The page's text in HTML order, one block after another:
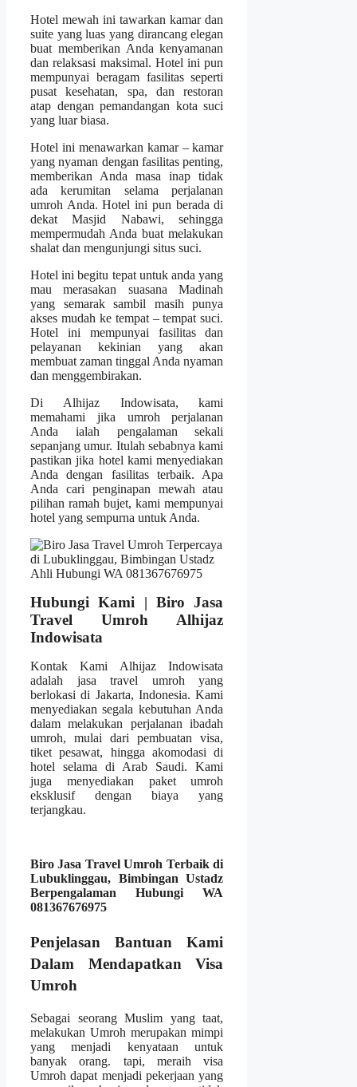
Hotel mewah ini tawarkan kamar dan
suite yang luas yang dirancang elegan
buat memberikan Anda kenyamanan
dan relaksasi maksimal. Hotel ini pun
mempunyai beragam fasilitas seperti
pusat kesehatan, spa, dan restoran
atap dengan pemandangan kota suci
yang luar biasa.
Hotel ini menawarkan kamar – kamar
yang nyaman dengan fasilitas penting,
memberikan Anda masa inap tidak
ada kerumitan selama perjalanan
umroh Anda. Hotel ini pun berada di
dekat Masjid Nabawi, sehingga
mempermudah Anda buat melakukan
shalat dan mengunjungi situs suci.
Hotel ini begitu tepat untuk anda yang
mau merasakan suasana Madinah
yang semarak sambil masih punya
akses mudah ke tempat – tempat suci.
Hotel ini mempunyai fasilitas dan
pelayanan kekinian yang akan
membuat zaman tinggal Anda nyaman
dan menggembirakan.
Di Alhijaz Indowisata, kami
memahami jika umroh perjalanan
Anda ialah pengalaman sekali
sepanjang umur. Itulah sebabnya kami
pastikan jika hotel kami menyediakan
Anda dengan fasilitas terbaik. Apa
Anda cari penginapan mewah atau
pilihan ramah bujet, kami mempunyai
hotel yang sempurna untuk Anda.
Hubungi Kami | Biro Jasa
Travel Umroh Alhijaz
Indowisata
Kontak Kami Alhijaz Indowisata
adalah jasa travel umroh yang
berlokasi di Jakarta, Indonesia. Kami
menyediakan segala kebutuhan Anda
dalam melakukan perjalanan ibadah
umroh, mulai dari pembuatan visa,
tiket pesawat, hingga akomodasi di
hotel selama di Arab Saudi. Kami
juga menyediakan paket umroh
eksklusif dengan biaya yang
terjangkau.
Biro Jasa Travel Umroh Terbaik di
Lubuklinggau, Bimbingan Ustadz
Berpengalaman Hubungi WA
081367676975
Penjelasan Bantuan Kami
Dalam Mendapatkan Visa
Umroh
Sebagai seorang Muslim yang taat,
melakukan Umroh merupakan mimpi
yang menjadi kenyataan untuk
banyak orang. tapi, meraih visa
Umroh dapat menjadi pekerjaan yang